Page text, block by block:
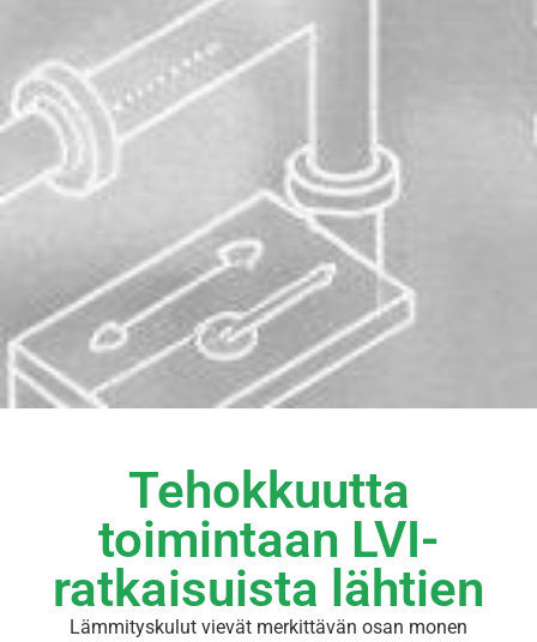
Tehokkuutta
toimintaan LVI-
ratkaisuista lähtien
Lämmityskulut vievät merkittävän osan monen